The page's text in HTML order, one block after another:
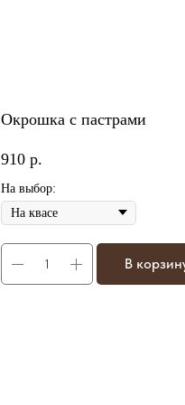
Окрошка с пастрами
910 р.
На выбор:
В